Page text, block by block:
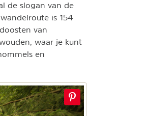
de slogan van de
wandelroute is 154
van
waar je kunt
en